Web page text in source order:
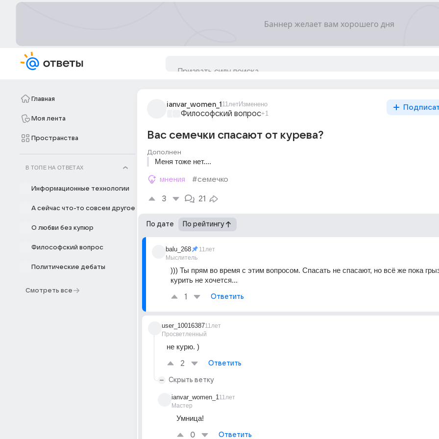
Главная
Моя лента
Пространства
В ТОПЕ НА ОТВЕТАХ
Информационные технологии
А сейчас что-то совсем другое
О любви без купюр
Философский вопрос
Политические дебаты
Смотреть все
ianvar_women_1 11летИзменено
Философский вопрос+1
Вас семечки спасают от курева?
Дополнен
Меня тоже нет....
мнения #семечко
3 21
По дате По рейтингу
balu_268
Мыслитель
11лет
))) Ты прям во время с этим вопросом. Спасать не спасают, но всё же пока
курить не хочется...
1 Ответить
user_10016387
Просветленный
11лет
не курю. )
2 Ответить
Скрыть ветку
ianvar_women_1
Мастер
11лет
Умница!
0 Ответить